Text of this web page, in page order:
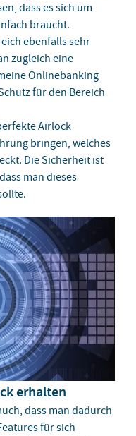
dass es sich um
braucht.
ebenfalls sehr
zugleich eine
Onlinebanking
für den Bereich
Airlock
bringen, welches
Die Sicherheit ist
man dieses
erhalten
dass man dadurch
für sich